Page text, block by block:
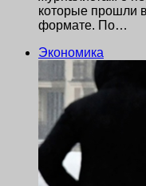
которые прошли
формате. По…
Экономика